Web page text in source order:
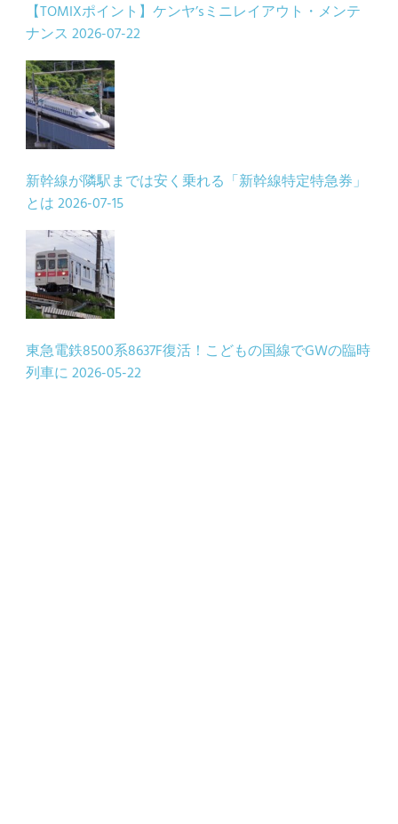
【TOMIXポイント】ケンヤ’sミニレイアウト・メンテ
ナンス 2026-07-22
新幹線が隣駅までは安く乗れる「新幹線特定特急券」
とは2026-07-15
東急電鉄8500系8637F復活！こどもの国線でGWの臨時
列車に2026-05-22